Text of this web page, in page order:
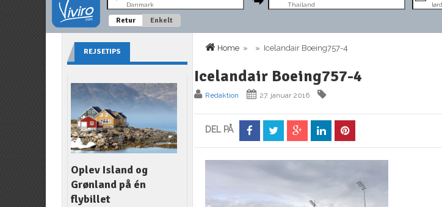
Danmark Thailand
Retur Enkelt
Home » » Icelandair Boeing757-4
Icelandair Boeing757-4
Redaktion 27. januar 2016
DEL PÅ
REJSETIPS
Oplev Island og
Grønland på én
flybillet